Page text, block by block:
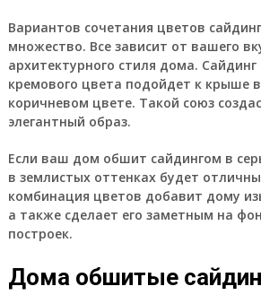
Вариантов сочетания цветов
множество. Все зависит от вашего
архитектурного стиля дома.
кремового цвета подойдет к крыше
коричневом цвете. Такой союз
элегантный образ.
Если ваш дом обшит сайдингом в
в землистых оттенках будет
комбинация цветов добавит дому
а также сделает его заметным на
построек.
Дома обшитые